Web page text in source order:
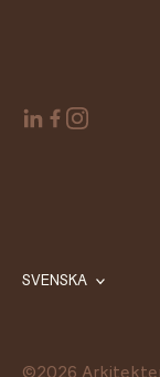
©2026
SVENSKA